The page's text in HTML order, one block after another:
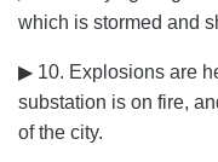
which is stormed and
▶ 10. Explosions are
substation is on fire,
of the city.